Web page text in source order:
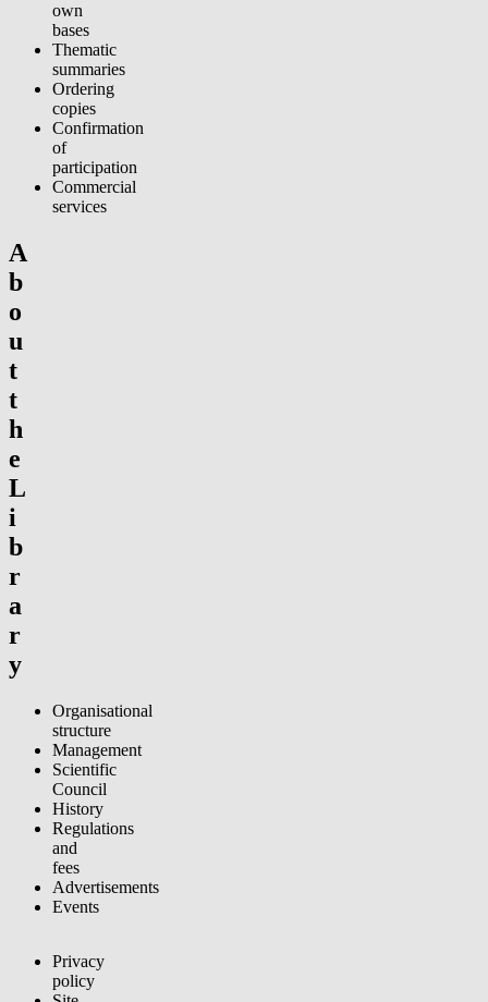
own
bases
Thematic
summaries
Ordering
copies
Confirmation
of
participation
Commercial
services
A
b
o
u
t
t
h
e
L
i
b
r
a
r
y
Organisational
structure
Management
Scientific
Council
History
Regulations
and
fees
Advertisements
Events
Privacy
policy